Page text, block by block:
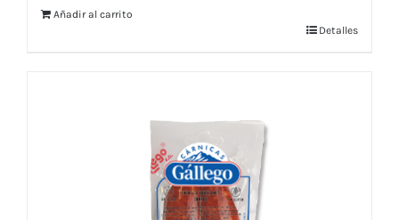
Añadir al carrito
Detalles